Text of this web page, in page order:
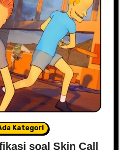
Kategori
soal Skin Call